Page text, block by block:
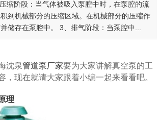
缩阶段：当气体被吸入泵腔中时，在泵腔的流
到机械部分的压缩区域。在机械部分的压缩作
储存在泵腔中。 3、排气阶段：当泵腔中...
沈泉管道泵厂家要为大家讲解真空泵的工
，现在就请大家跟着小编一起来看看吧。
理